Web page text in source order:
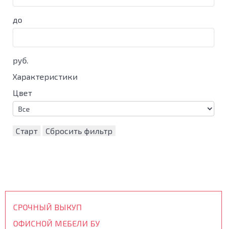
до
руб.
Характеристики
Цвет
Старт Сбросить фильтр
СРОЧНЫЙ ВЫКУП
ОФИСНОЙ МЕБЕЛИ БУ